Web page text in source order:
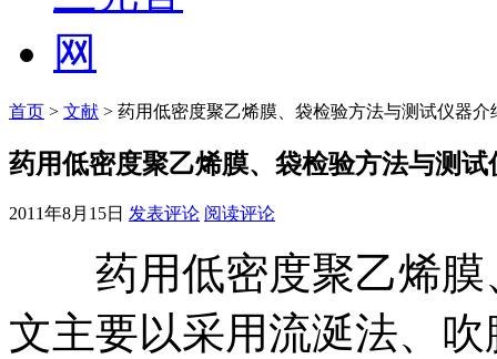
首页 > 文献 > 药用低密度聚乙烯膜、袋检验方法与测试仪器介
药用低密度聚乙烯膜、袋检验方法与测试
2011年8月15日 发表评论 阅读评论
药用低密度聚乙烯膜
文主要以采用流涎法、